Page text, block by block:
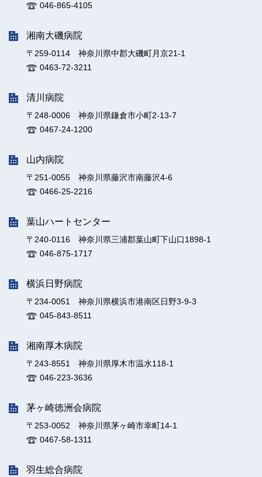
046-865-4105
湘南大磯病院
〒259-0114 神奈川県中郡大磯町月京21-1
0463-72-3211
清川病院
〒248-0006 神奈川県鎌倉市小町2-13-7
0467-24-1200
山内病院
〒251-0055 神奈川県藤沢市南藤沢4-6
0466-25-2216
葉山ハートセンター
〒240-0116 神奈川県三浦郡葉山町下山口1898-1
046-875-1717
横浜日野病院
〒234-0051 神奈川県横浜市港南区日野3-9-3
045-843-8511
湘南厚木病院
〒243-8551 神奈川県厚木市温水118-1
046-223-3636
茅ヶ崎徳洲会病院
〒253-0052 神奈川県茅ヶ崎市幸町14-1
0467-58-1311
羽生総合病院